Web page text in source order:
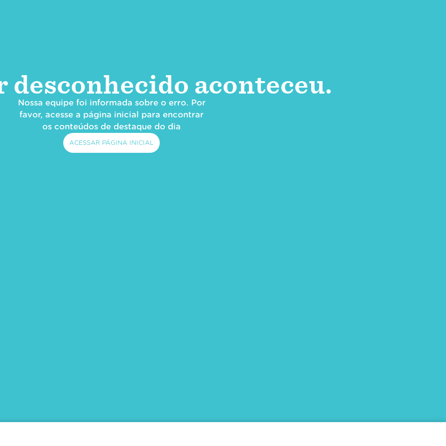
desconhecido aconteceu.
Nossa equipe foi informada sobre o erro. Por
favor, acesse a página inicial para encontrar
os conteúdos de destaque do dia
ACESSAR PÁGINA INICIAL